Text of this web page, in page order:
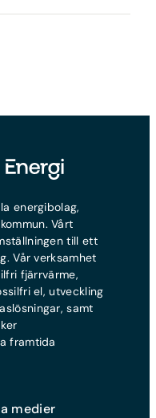
energibolag,
Vårt
till ett
Vår verksamhet
fjärrvärme,
el, utveckling
samt
framtida
medier